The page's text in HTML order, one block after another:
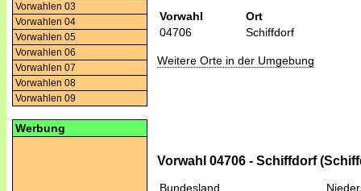
Vorwahlen 03
Vorwahlen 04
Vorwahlen 05
Vorwahlen 06
Vorwahlen 07
Vorwahlen 08
Vorwahlen 09
Werbung
Vorwahl
Ort
04706
Schiffdorf
Weitere Orte in der Umgebung
Vorwahl 04706 - Schiffdorf
Bundesland